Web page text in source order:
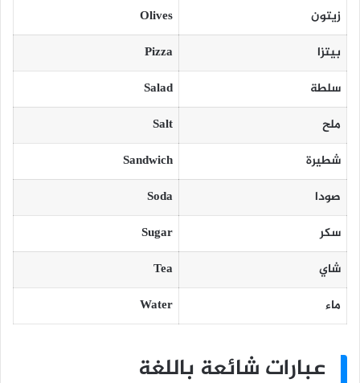
زيتون
Olives
بيتزا
Pizza
سلطة
Salad
ملح
Salt
شطيرة
Sandwich
صودا
Soda
سكر
Sugar
شاي
Tea
ماء
Water
عبارات شائعة باللغة